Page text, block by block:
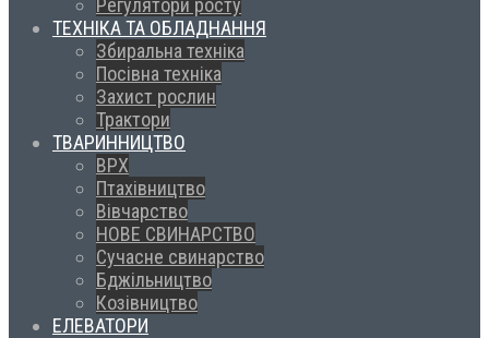
Регулятори росту
ТЕХНІКА ТА ОБЛАДНАННЯ
Збиральна техніка
Посівна техніка
Захист рослин
Трактори
ТВАРИННИЦТВО
ВРХ
Птахівництво
Вівчарство
НОВЕ СВИНАРСТВО
Сучасне свинарство
Бджільництво
Козівництво
ЕЛЕВАТОРИ